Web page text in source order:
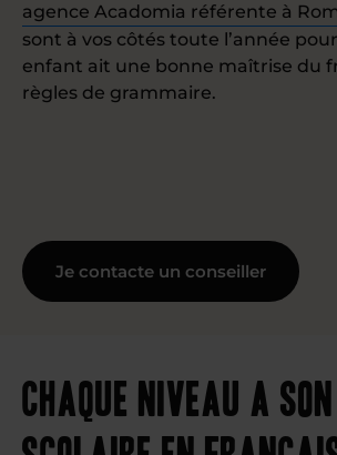
agence Acadomia référente à
sont à vos côtés toute l’année
enfant ait une bonne maîtrise du
règles de grammaire.
Je contacte un conseiller
Chaque niveau a